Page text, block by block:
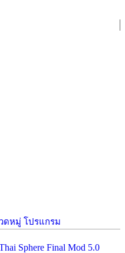
ดหมู่ โปรแกรม
Sphere Final Mod 5.0